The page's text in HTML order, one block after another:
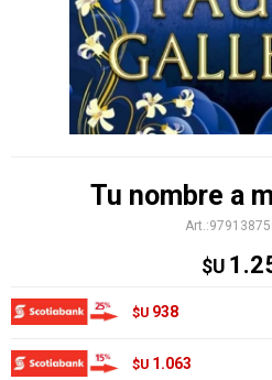
Tu nombre a
$U
$U 938
$U 1.063